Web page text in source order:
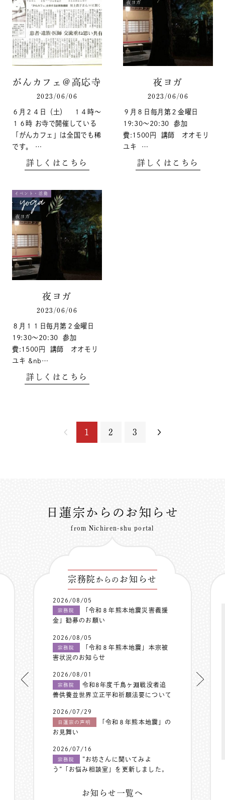
がんカフェ＠高応寺
2023/06/06
６月２４日（土） １４時～
１６時 お寺で開催している
「がんカフェ」は全国でも稀
です。 …
詳しくはこちら
夜ヨガ
2023/06/06
９月８日 ​ 毎月第２金曜日
19:30〜20:30 参加
費:1500円 講師 オオモリ
ユキ …
詳しくはこちら
イベント・活動
夜ヨガ
2023/06/06
８月１１日 ​ 毎月第２金曜日
19:30〜20:30 参加
費:1500円 講師 オオモリ
ユキ &nb…
詳しくはこちら
1 2 3
日蓮宗からのお知らせ
from Nichiren-shu portal
宗務院 からの お知らせ
2026/08/05
宗務院
「令和８年熊本地震災害義援
金」勧募のお願い
2026/08/05
宗務院
「令和８年熊本地震」本宗被
害状況のお知らせ
2026/08/01
宗務院
令和8年度千鳥ヶ淵戦没者追
善供養並世界立正平和祈願法要について
2026/07/29
日蓮宗の声明
「令和８年熊本地震」の
お見舞い
2026/07/16
宗務院
”お坊さんに聞いてみよ
う”「お悩み相談室」を更新しました。
お知らせ一覧へ